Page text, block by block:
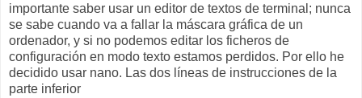
importante saber usar un editor de textos de terminal; nunca
se sabe cuando va a fallar la máscara gráfica de un
ordenador, y si no podemos editar los ficheros de
configuración en modo texto estamos perdidos. Por ello he
decidido usar nano. Las dos líneas de instrucciones de la
parte inferior